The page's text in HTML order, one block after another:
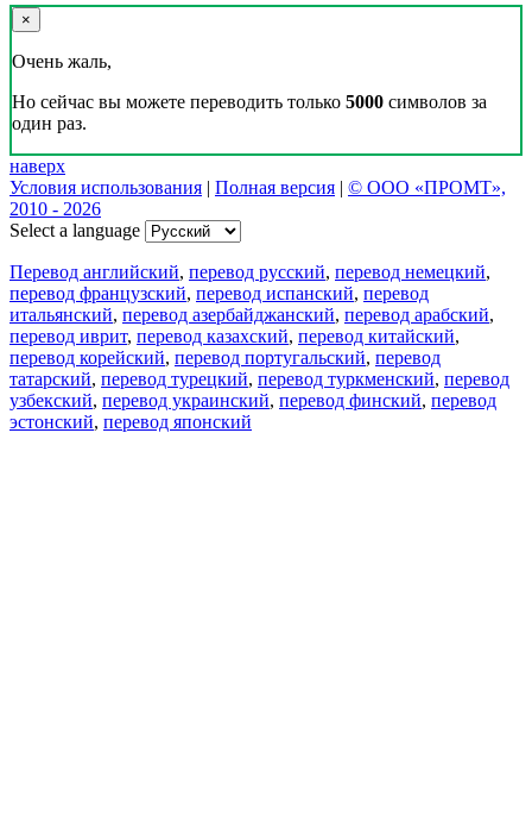
×
Очень жаль,
Но сейчас вы можете переводить только 5000 символов за
один раз.
наверх
Условия использования | Полная версия | © ООО «ПРОМТ»,
2010 - 2026
Select a language
Перевод английский, перевод русский, перевод немецкий,
перевод французский, перевод испанский, перевод
итальянский, перевод азербайджанский, перевод арабский,
перевод иврит, перевод казахский, перевод китайский,
перевод корейский, перевод португальский, перевод
татарский, перевод турецкий, перевод туркменский, перевод
узбекский, перевод украинский, перевод финский, перевод
эстонский, перевод японский